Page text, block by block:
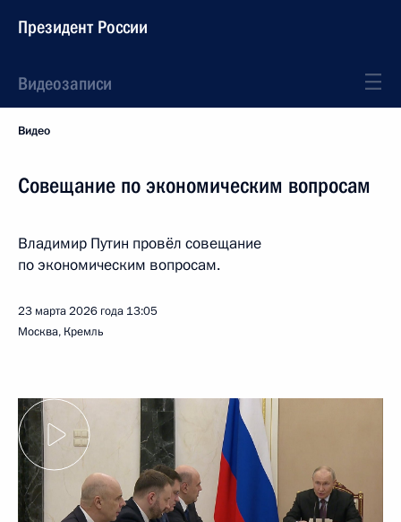
Президент России
Видеозаписи
Видео
Совещание по экономическим вопросам
Владимир Путин провёл совещание
по экономическим вопросам.
23 марта 2026 года 13:05
Москва, Кремль